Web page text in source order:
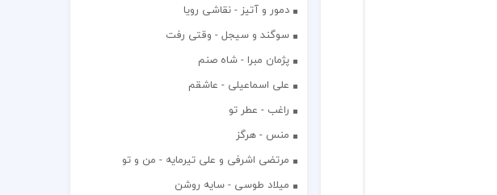
دمور و آتیز - نقاشی رویا
سوگند و سیجل - وقتی رفت
پژمان مبرا - شاه صنم
علی اسماعیلی - عاشقم
راغب - عطر تو
منس - هرگز
مرتضی اشرفی و علی تیرمایه - من و تو
میلاد طوسی - سایه روشن